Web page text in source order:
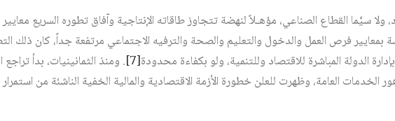
ولا سيَّما القطاع الصناعي، مؤهـلاً لنهضة تتجاوز طاقاته الإنتاجية وآفاق تطوره السريع معايير
بمعايير فرص العمل والدخول والتعليم والصحة والترفيه الاجتماعي مرتفعة جداً، كان ذلك
الدولة المباشرة للاقتصاد وللتنمية، ولو بكفاءة محدودة‏[7]
. ومنذ الثمانينيات، بدأ تراجع
الخدمات العامة، وظهرت للعلن خطورة الأزمة الاقتصادية والمالية الخفية الناشئة من استمرار